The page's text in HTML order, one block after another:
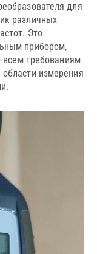
для
различных
Это
прибором,
всем требованиям
измерения